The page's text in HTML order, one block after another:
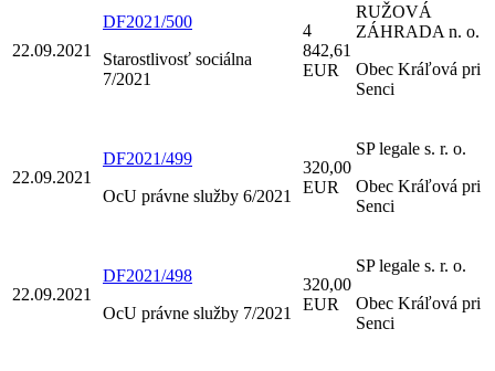
22.09.2021
DF2021/500
Starostlivosť sociálna
7/2021
4
842,61
EUR
RUŽOVÁ
ZÁHRADA n. o.
Obec Kráľová pri
Senci
22.09.2021
DF2021/499
OcU právne služby 6/2021
320,00
EUR
SP legale s. r. o.
Obec Kráľová pri
Senci
22.09.2021
DF2021/498
OcU právne služby 7/2021
320,00
EUR
SP legale s. r. o.
Obec Kráľová pri
Senci